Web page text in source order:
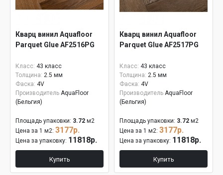
Кварц винил Aquafloor
Parquet Glue AF2516PG
Класс: 43 класс
Толщина: 2.5 мм
Фаска: 4V
Производитель AquaFloor
(Бельгия)
Площадь упаковки: 3.72 м2
Цена за 1 м2: 3177р.
Цена за упаковку: 11818р.
Купить
Кварц винил Aquafloor
Parquet Glue AF2517PG
Класс: 43 класс
Толщина: 2.5 мм
Фаска: 4V
Производитель AquaFloor
(Бельгия)
Площадь упаковки: 3.72 м2
Цена за 1 м2: 3177р.
Цена за упаковку: 11818р.
Купить